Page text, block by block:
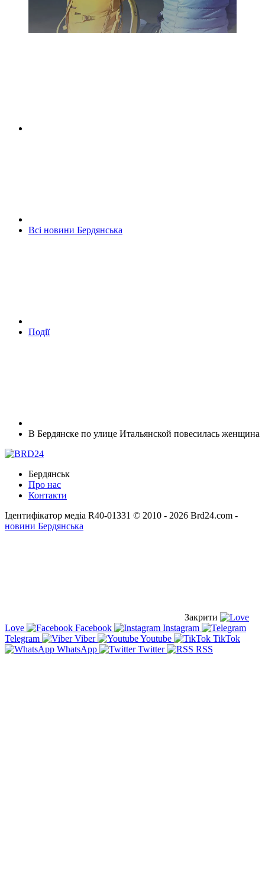
Всі новини Бердянська
Події
В Бердянске по улице Итальянской повесилась женщина
Бердянськ
Про нас
Контакти
Ідентифікатор медіа R40-01331 © 2010 - 2026 Brd24.com -
новини Бердянська
Закрити
Love
Facebook
Instagram
Telegram
Viber Youtube
TikTok
WhatsApp
Twitter RSS